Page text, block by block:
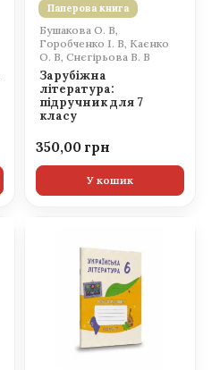
Паперова книга
Бушакова О. В,
Горобченко І. В, Каєнко
О. В, Снєгірьова В. В
Зарубіжна
література:
підручник для 7
класу
350,00
У кошик